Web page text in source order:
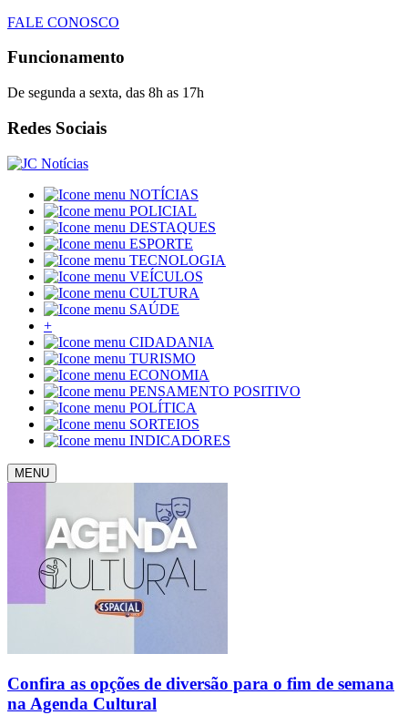
FALE CONOSCO
Funcionamento
De segunda a sexta, das 8h as 17h
Redes Sociais
NOTÍCIAS
POLICIAL
DESTAQUES
ESPORTE
TECNOLOGIA
VEÍCULOS
CULTURA
SAÚDE
+
CIDADANIA
TURISMO
ECONOMIA
PENSAMENTO POSITIVO
POLÍTICA
SORTEIOS
INDICADORES
MENU
Confira as opções de diversão para o fim de semana
na Agenda Cultural